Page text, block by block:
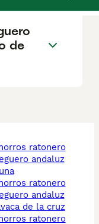
de
andaluz
andaluz
de la cruz